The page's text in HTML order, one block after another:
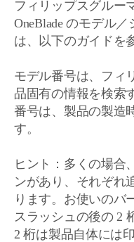
フィリップスグルー
OneBlade のモデル
は、以下のガイドを
モデル番号は、フィ
品固有の情報を検索
番号は、製品の製造
す。
ヒント：多くの場合
ンがあり、それぞれ
ります。お使いのバ
スラッシュの後の 2
2 桁は製品自体には